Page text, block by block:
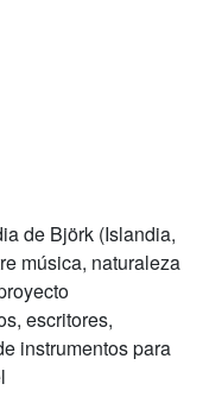
de Björk (Islandia,
música, naturaleza
escritores,
instrumentos para